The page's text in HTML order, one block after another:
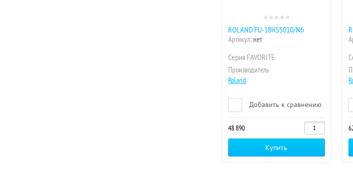
ROLAND FU-18HSS010/N6
Артикул: нет
Серия FAVORITE
Производитель
Roland
Добавить к сравнению
48 890
Купить